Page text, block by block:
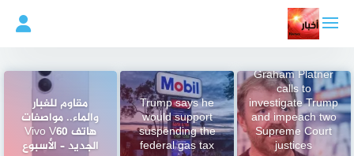
المحتوى
Graham Platner
calls to
investigate Trump
and impeach two
Supreme Court
justices
Trump says he
would support
suspending the
federal gas tax
مقاوم للغبار
والماء.. مواصفات
هاتف Vivo V60
الجديد – الأسبوع